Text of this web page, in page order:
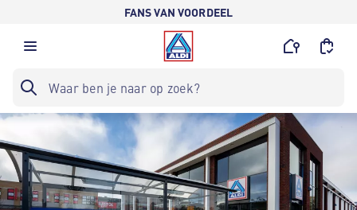
FANS VAN VOORDEEL